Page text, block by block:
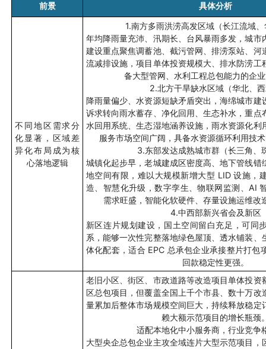
前景 具体分析
不同地区需求分
化显著，区域差
异化布局成为核
心落地逻辑
1.南方多雨洪涝高发区域（长江流域
年均降雨量充沛、汛期长、台风暴雨多发，城市
建设重点聚焦调蓄池、截污管网、排涝泵站、河
流减排设施，项目单体投资规模大、排水防涝工
备大型管网、水利工程总包能力的企
2.北方干旱缺水区域（华北、
降雨量偏少、水资源短缺矛盾突出，海绵城市建
诉求转向雨水蓄存、净化回用、生态补水，重点
水回用系统、生态湿地涵养设施，雨水资源化利
服务市场空间广阔，具备水资源循环利用技
3.东部发达成熟城市群（长三角、
城镇化起步早，老城建成区密度高、地下管线错
地空间有限，难以大规模新增大型 LID设施，
造、智慧化升级，数字孪生、物联网监测、 AI
需求旺盛，智能化软硬件、存量设施运维改
4.中西部新兴省会及新区
新区连片规划建设，国土空间留白充足，可同
系，能够一次性完整落地绿色屋顶、透水铺装、
体化配套，适合 EPC 总承包企业承接整片打包
回款稳定性更强。
老旧小区、街区、市政道路等改造项目单体投资
区总包项目，但覆盖全国上千个市县、数十万改
量累加后整体市场规模空间巨大，持续释放稳定
赖大额示范项目的增长瓶颈
适配本地化中小服务商，行业竞争
大型央企总包企业主攻全域连片大型示范项目，